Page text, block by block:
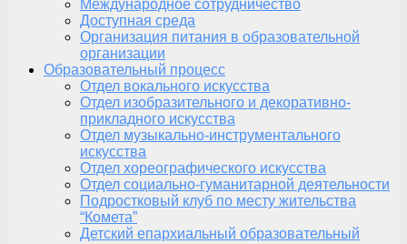
Международное сотрудничество
Доступная среда
Организация питания в образовательной
организации
Образовательный процесс
Отдел вокального искусства
Отдел изобразительного и декоративно-
прикладного искусства
Отдел музыкально-инструментального
искусства
Отдел хореографического искусства
Отдел социально-гуманитарной деятельности
Подростковый клуб по месту жительства
“Комета”
Детский епархиальный образовательный